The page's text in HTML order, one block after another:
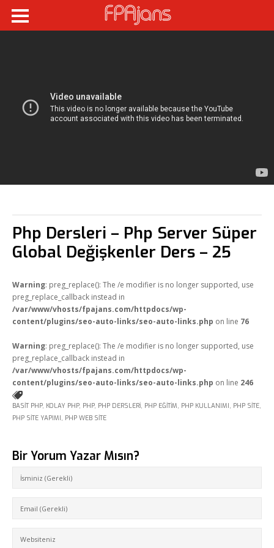
Referanslarımız
Bize Ulaşın
Kükürtlü Mh. Çekirge Cd. No:124
Php Dersleri – Php Server Süper
Global Değişkenler Ders – 25
Warning: preg_replace(): The /e modifier is no longer supported, use
preg_replace_callback instead in
/var/www/vhosts/fpajans.com/httpdocs/wp-
content/plugins/seo-auto-links/seo-auto-links.php on line 76
Warning: preg_replace(): The /e modifier is no longer supported, use
preg_replace_callback instead in
/var/www/vhosts/fpajans.com/httpdocs/wp-
content/plugins/seo-auto-links/seo-auto-links.php on line 246
BASIT PHP, KOLAY PHP, PHP, PHP DERSLERI, PHP EĞITIM, PHP KULLANIMI, PHP SITE,
PHP SITE YAPIMI, PHP WEB SITE
Bir Yorum Yazar Mısın?